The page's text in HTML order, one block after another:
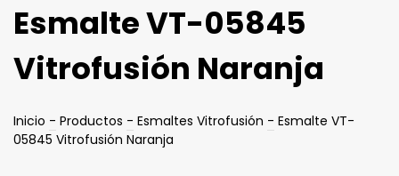
Esmalte VT-05845
Vitrofusión Naranja
Inicio - Productos - Esmaltes Vitrofusión - Esmalte VT-
05845 Vitrofusión Naranja